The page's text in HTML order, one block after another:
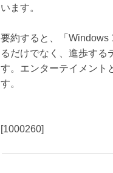
います。
要約すると、「Windows
るだけでなく、進歩する
す。エンターテイメント
す。
[1000260]